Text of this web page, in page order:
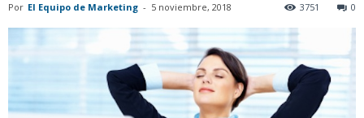
Por El Equipo de Marketing - 5 noviembre, 2018 0
3751